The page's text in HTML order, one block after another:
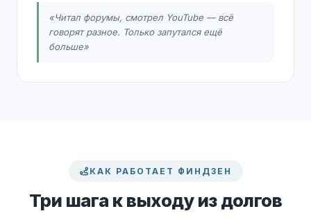
«Читал форумы, смотрел YouTube — всё
говорят разное. Только запутался ещё
больше»
КАК РАБОТАЕТ ФИНДЗЕН
Три шага к выходу из долгов